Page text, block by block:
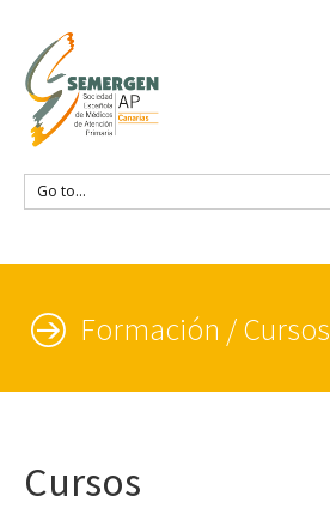
Formación / Cursos
Cursos